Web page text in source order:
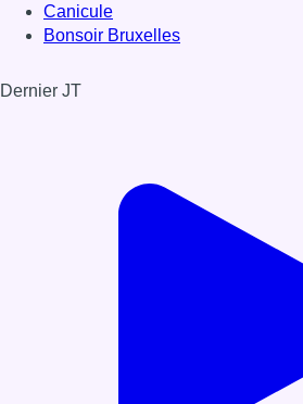
Canicule
Bonsoir Bruxelles
Dernier JT